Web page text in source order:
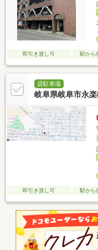
即引き渡し可 駅から
貸駐車場
岐阜県岐阜市永楽
即引き渡し可 駅から